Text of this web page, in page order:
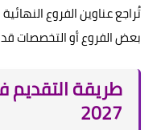
تُراجع عناوين الفروع
بعض الفروع أو التخصصات قد
2027